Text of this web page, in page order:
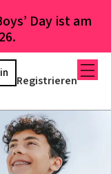
Day ist am
Registrieren